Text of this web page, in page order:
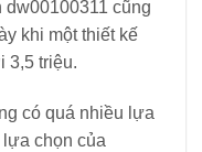
cũng
khi một thiết kế
3,5 triệu.
có quá nhiều lựa
chọn của